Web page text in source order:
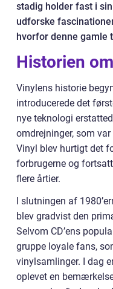
stadig holder fast i
udforske
hvorfor denne
Historien
Vinylens historie
introducerede det
nye teknologi
omdrejninger, som
Vinyl blev hurtigt det
forbrugerne og
flere årtier.
I slutningen af
blev gradvist den
Selvom CD’ens
gruppe loyale fans,
vinylsamlinger. I dag
oplevet en